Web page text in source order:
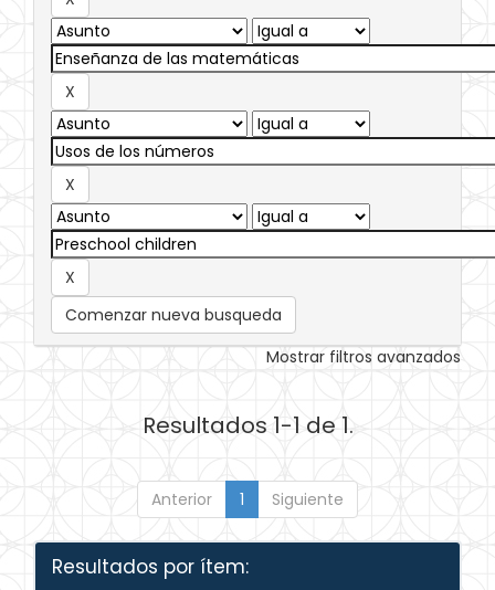
Comenzar nueva busqueda
Mostrar filtros avanzados
Resultados 1-1 de 1.
Anterior 1 Siguiente
Resultados por ítem: